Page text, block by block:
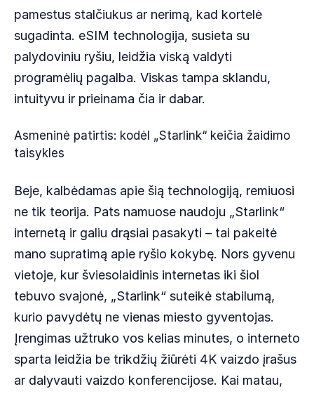
pamestus stalčiukus ar nerimą, kad kortelė
sugadinta. eSIM technologija, susieta su
palydoviniu ryšiu, leidžia viską valdyti
programėlių pagalba. Viskas tampa sklandu,
intuityvu ir prieinama čia ir dabar.
Asmeninė patirtis: kodėl „Starlink“ keičia žaidimo
taisykles
Beje, kalbėdamas apie šią technologiją, remiuosi
ne tik teorija. Pats namuose naudoju „Starlink“
internetą ir galiu drąsiai pasakyti – tai pakeitė
mano supratimą apie ryšio kokybę. Nors gyvenu
vietoje, kur šviesolaidinis internetas iki šiol
tebuvo svajonė, „Starlink“ suteikė stabilumą,
kurio pavydėtų ne vienas miesto gyventojas.
Įrengimas užtruko vos kelias minutes, o interneto
sparta leidžia be trikdžių žiūrėti 4K vaizdo įrašus
ar dalyvauti vaizdo konferencijose. Kai matau,